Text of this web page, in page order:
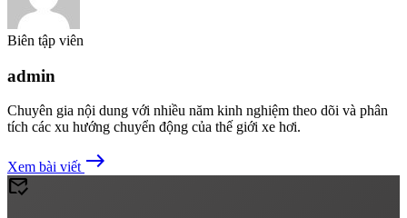
Biên tập viên
admin
Chuyên gia nội dung với nhiều năm kinh nghiệm theo dõi và phân
tích các xu hướng chuyển động của thế giới xe hơi.
Xem bài viết east
mark_email_read